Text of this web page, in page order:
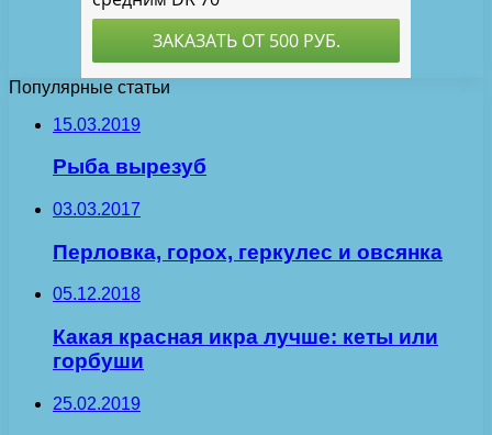
Популярные статьи
15.03.2019
Рыба вырезуб
03.03.2017
Перловка, горох, геркулес и овсянка
05.12.2018
Какая красная икра лучше: кеты или
горбуши
25.02.2019